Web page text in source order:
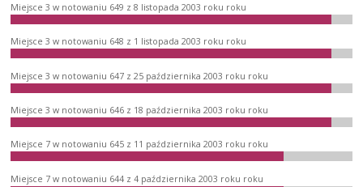
Miejsce 3 w notowaniu 649 z 8 listopada 2003 roku roku
Miejsce 3 w notowaniu 648 z 1 listopada 2003 roku roku
Miejsce 3 w notowaniu 647 z 25 października 2003 roku roku
Miejsce 3 w notowaniu 646 z 18 października 2003 roku roku
Miejsce 7 w notowaniu 645 z 11 października 2003 roku roku
Miejsce 7 w notowaniu 644 z 4 października 2003 roku roku